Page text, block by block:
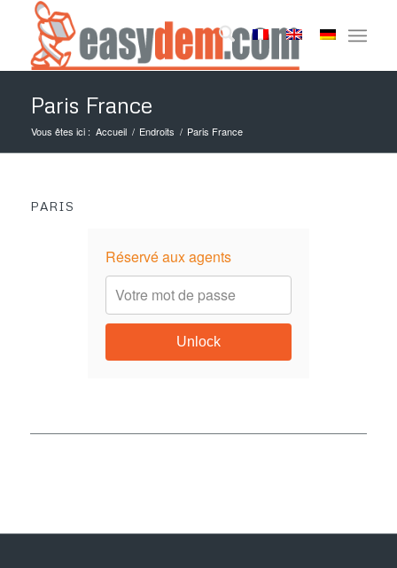
Paris France
Vous êtes ici : Accueil / Endroits / Paris France
PARIS
Réservé aux agents
Unlock